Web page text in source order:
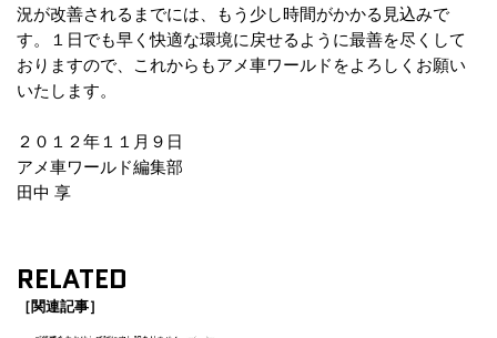
況が改善されるまでには、もう少し時間がかかる見込みで
す。１日でも早く快適な環境に戻せるように最善を尽くして
おりますので、これからもアメ車ワールドをよろしくお願い
いたします。
２０１２年１１月９日
アメ車ワールド編集部
田中 享
RELATED
［関連記事］